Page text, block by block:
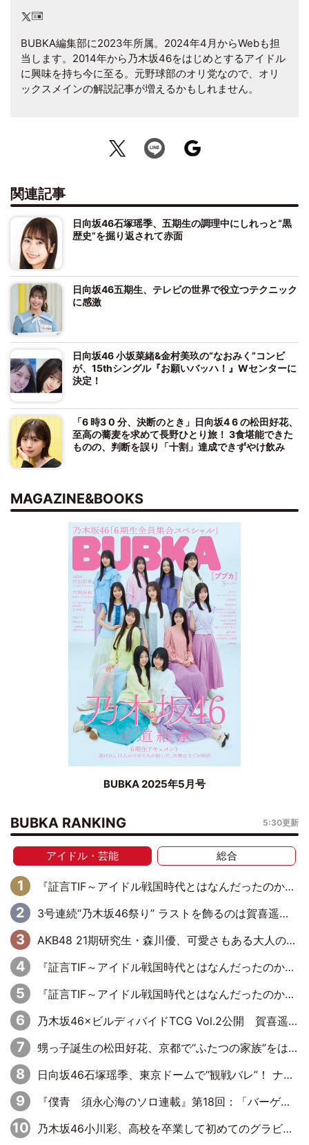
BUBKA編集部に2023年所属。2024年4月からWebも担
当します。2014年から乃木坂46をはじめとするアイドル
に興味を持ち今に至る。元野球部のオリ党なので、オリ
ックスメインの解説記事が増えるかもしれません。
関連記事
日向坂46石塚瑶季、五期生の調理中にしれっと“黒
歴史”を掘り返されて赤面
日向坂46五期生、テレビの世界で役立つテクニック
に感激
日向坂46 小坂菜緒&金村美玖の“なおみく”コンビ
が、15thシングル『お願いバッハ！』Wセンターに
決定！
「6 時3 0 分、決断のとき」日向坂4 6 の松田好花、
至高の蕎麦を求めて長野ひとり旅！ 3食堪能できた
ものの、判断を誤り「十割」達成できずやけ飲み
MAGAZINE&BOOKS
BUBKA 2025年5月号
BUBKA RANKING 5:30更新
アイドル・芸能 総合
『証言TIF～アイドル戦国時代とはなんだったのか～』第6回：でんぱ組.inc・古川未鈴×相沢梨紗「『ハロプロやりたかったな』って言ったら、夢眠ねむさんに『てめえはでんぱ組．incなんだよ！』って肩パンされて(笑)」
3号連続“乃木坂46祭り” ラストを飾るのは賀喜遥香…5年ぶりの登場に「5年分大人になった私を見ていただけたら」
AKB48 21期研究生・森川優、可愛さもある大人の女性に
『証言TIF～アイドル戦国時代とはなんだったのか～』第11回：私立恵比寿中学・真山りか×安本彩花「TIFで10年ぶりのキョンシーメイクをしたら、場を完全に引かせてしまって。時代が変わったんだなって」
『証言TIF～アイドル戦国時代とはなんだったのか～』第10回：さくら学院・武藤彩未×飯田らうら「正直、中3で辞めるというのを信じてなくて。そう言われてはいたけど、嘘でしょって」
乃木坂46×ビルディバイドTCG Vol.2公開 賀喜遥香＆田村真佑が『京まふ』ステージに登壇
甥っ子誕生の松田好花、京都で“ふたつの家族”をはしご！ “母”黒谷友香に見送られ、“父”松岡昌宏とはハシゴ酒
日向坂46石塚瑶季、東京ドームで“観戦バレ”！ ナイツ・塙も認めた「巨人に詳しすぎるアイドル」は元VENUSスクール生で杉内コーチ推し⁉
『僕青 須永心海のソロ連載』第18回：「バーゲンセールハンターみうな inしまむら」編
乃木坂46小川彩、高校を卒業して初めてのグラビア「大人になった感じがしました(笑)」